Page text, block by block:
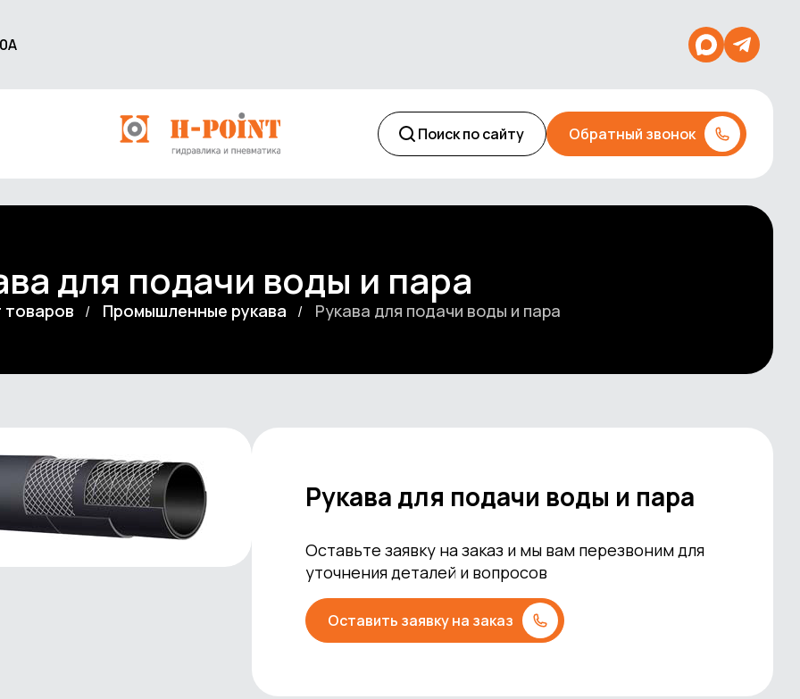
Поиск по сайту Обратный звонок
для подачи воды и пара
товаров Промышленные рукава Рукава для подачи воды и пара
Рукава для подачи воды и пара
Оставьте заявку на заказ и мы вам перезвоним для
уточнения деталей и вопросов
Оставить заявку на заказ